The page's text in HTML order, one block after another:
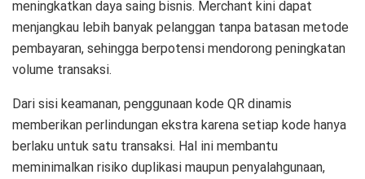
meningkatkan daya saing bisnis. Merchant kini dapat
menjangkau lebih banyak pelanggan tanpa batasan metode
pembayaran, sehingga berpotensi mendorong peningkatan
volume transaksi.
Dari sisi keamanan, penggunaan kode QR dinamis
memberikan perlindungan ekstra karena setiap kode hanya
berlaku untuk satu transaksi. Hal ini membantu
meminimalkan risiko duplikasi maupun penyalahgunaan,